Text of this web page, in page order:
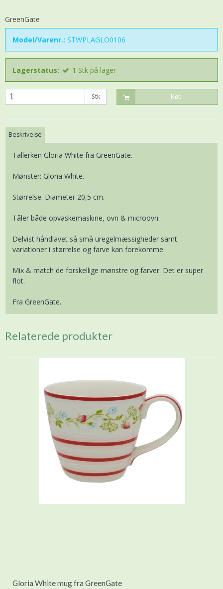
GreenGate
Model/Varenr.: STWPLAGLO0106
Lagerstatus: 1 Stk på lager
Stk Køb
Beskrivelse
Tallerken Gloria White fra GreenGate.
Mønster: Gloria White.
Størrelse: Diameter 20,5 cm.
Tåler både opvaskemaskine, ovn & microovn.
Delvist håndlavet så små uregelmæssigheder samt
variationer i størrelse og farve kan forekomme.
Mix & match de forskellige mønstre og farver. Det er super
flot.
Fra GreenGate.
Relaterede produkter
Gloria White mug fra GreenGate